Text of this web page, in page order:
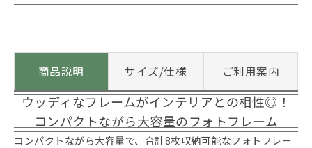
商品説明 サイズ/仕様 ご利用案内
ウッディなフレームがインテリアとの相性◎！
コンパクトながら大容量のフォトフレーム
コンパクトながら大容量で、合計8枚収納可能なフォトフレー